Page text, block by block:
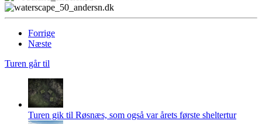
Forrige
Næste
Turen går til
Turen gik til Røsnæs, som også var årets første sheltertur